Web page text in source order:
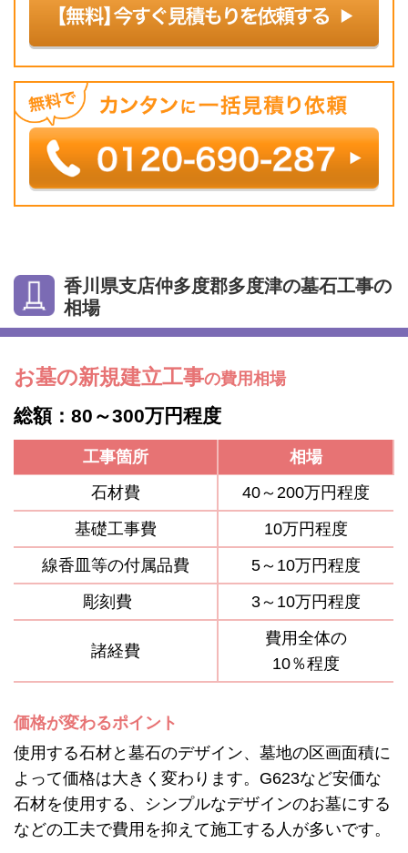
香川県支店仲多度郡多度津の墓石工事の
相場
お墓の新規建立工事の費用相場
総額：80～300万円程度
工事箇所
相場
石材費
40～200万円程度
基礎工事費
10万円程度
線香皿等の付属品費
5～10万円程度
彫刻費
3～10万円程度
諸経費
費用全体の
10％程度
価格が変わるポイント
使用する石材と墓石のデザイン、墓地の区画面積に
よって価格は大きく変わります。G623など安価な
石材を使用する、シンプルなデザインのお墓にする
などの工夫で費用を抑えて施工する人が多いです。